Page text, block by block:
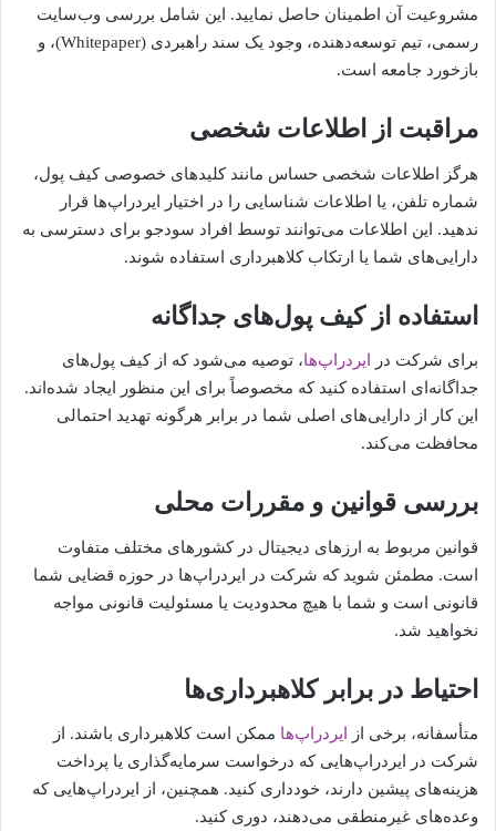
مشروعیت آن اطمینان حاصل نمایید. این شامل بررسی وب‌سایت
رسمی، تیم توسعه‌دهنده، وجود یک سند راهبردی (Whitepaper)، و
بازخورد جامعه است.
مراقبت از اطلاعات شخصی
هرگز اطلاعات شخصی حساس مانند کلیدهای خصوصی کیف پول،
شماره تلفن، یا اطلاعات شناسایی را در اختیار ایردراپ‌ها قرار
ندهید. این اطلاعات می‌توانند توسط افراد سودجو برای دسترسی به
دارایی‌های شما یا ارتکاب کلاهبرداری استفاده شوند.
استفاده از کیف پول‌های جداگانه
برای شرکت در ایردراپ‌ها، توصیه می‌شود که از کیف پول‌های
جداگانه‌ای استفاده کنید که مخصوصاً برای این منظور ایجاد شده‌اند.
این کار از دارایی‌های اصلی شما در برابر هرگونه تهدید احتمالی
محافظت می‌کند.
بررسی قوانین و مقررات محلی
قوانین مربوط به ارزهای دیجیتال در کشورهای مختلف متفاوت
است. مطمئن شوید که شرکت در ایردراپ‌ها در حوزه قضایی شما
قانونی است و شما با هیچ محدودیت یا مسئولیت قانونی مواجه
نخواهید شد.
احتیاط در برابر کلاهبرداری‌ها
متأسفانه، برخی از ایردراپ‌ها ممکن است کلاهبرداری باشند. از
شرکت در ایردراپ‌هایی که درخواست سرمایه‌گذاری یا پرداخت
هزینه‌های پیشین دارند، خودداری کنید. همچنین، از ایردراپ‌هایی که
وعده‌های غیرمنطقی می‌دهند، دوری کنید.